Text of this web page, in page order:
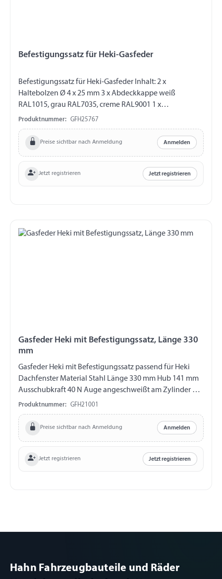
Befestigungssatz für Heki-Gasfeder
Befestigungssatz für Heki-Gasfeder Inhalt: 2 x
Haltebolzen Ø 4 x 25 mm 3 x Abdeckkappe weiß
RAL1015, grau RAL7035, creme RAL9001 1 x
Sicherungsring mit KAPPE, vernickelt
Produktnummer: GFH25767
Preise sichtbar nach Anmeldung Anmelden
Jetzt registrieren Jetzt registrieren
Gasfeder Heki mit Befestigungssatz, Länge 330
mm
Gasfeder Heki mit Befestigungssatz passend für Heki
Dachfenster Material Stahl Länge 330 mm Hub 141 mm
Ausschubkraft 40 N Auge angeschweißt am Zylinder Ø
4,1 mm Auge an der Kolbenstange M3,5, Ø 4,1 mm Inhalt
Befestigungssatz 2 x Haltebolzen Ø 4 mm 3 x
Abdeckkappe weiß, grau, creme 1 x Sicherungsknopf
Produktnummer: GFH21001
Preise sichtbar nach Anmeldung Anmelden
Jetzt registrieren Jetzt registrieren
Hahn Fahrzeugbauteile und Räder